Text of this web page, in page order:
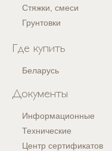
Стяжки, смеси
Грунтовки
Где купить
Беларусь
Документы
Информационные
Технические
Центр сертификатов